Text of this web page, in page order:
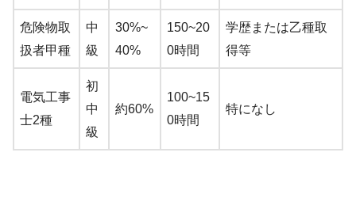
危険物取
扱者甲種
中
級
30%~
40%
150~20
0時間
学歴または乙種取
得等
電気工事
士2種
初
中
級
約60%
100~15
0時間
特になし